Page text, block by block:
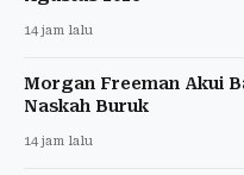
14 jam lalu
Morgan Freeman Akui
Naskah Buruk
14 jam lalu